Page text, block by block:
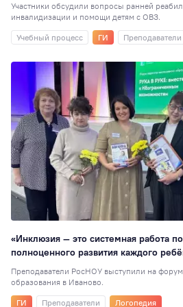
Участники обсудили вопросы ранней
инвалидизации и помощи детям с ОВЗ.
Учебный процесс
ГИ Преподаватели
«Инклюзия — это системная работа
полноценного развития каждого
Преподаватели РосНОУ выступили на
образования в Иваново.
ГИ
Преподаватели Логопедия